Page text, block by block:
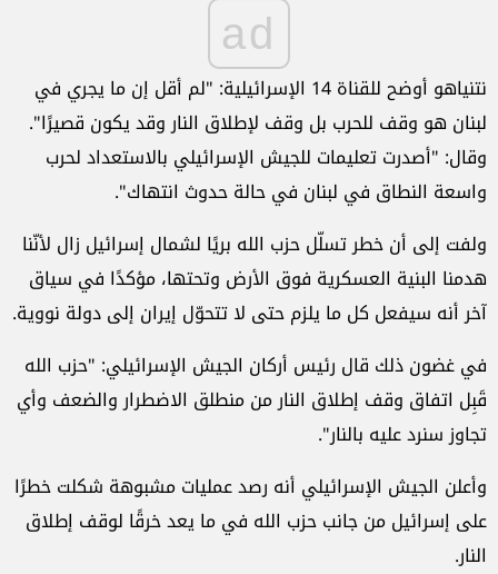
ad
نتنياهو أوضح للقناة 14 الإسرائيلية: "لم أقل إن ما يجري في
لبنان هو وقف للحرب بل وقف لإطلاق النار وقد يكون قصيرًا".
وقال: "أصدرت تعليمات للجيش الإسرائيلي بالاستعداد لحرب
واسعة النطاق في لبنان في حالة حدوث انتهاك".
ولفت إلى أن خطر تسلّل حزب الله بريًا لشمال إسرائيل زال لأنّنا
هدمنا البنية العسكرية فوق الأرض وتحتها، مؤكدًا في سياق
آخر أنه سيفعل كل ما يلزم حتى لا تتحوّل إيران إلى دولة نووية.
في غضون ذلك قال رئيس أركان الجيش الإسرائيلي: "حزب الله
قَبِل اتفاق وقف إطلاق النار من منطلق الاضطرار والضعف وأي
تجاوز سنرد عليه بالنار".
وأعلن الجيش الإسرائيلي أنه رصد عمليات مشبوهة شكلت خطرًا
على إسرائيل من جانب حزب الله في ما يعد خرقًا لوقف إطلاق
النار.